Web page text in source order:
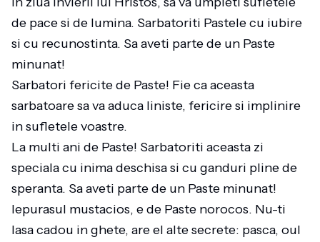
de pace si de lumina. Sarbatoriti Pastele cu iubire
si cu recunostinta. Sa aveti parte de un Paste
minunat!
Sarbatori fericite de Paste! Fie ca aceasta
sarbatoare sa va aduca liniste, fericire si implinire
in sufletele voastre.
La multi ani de Paste! Sarbatoriti aceasta zi
speciala cu inima deschisa si cu ganduri pline de
speranta. Sa aveti parte de un Paste minunat!
Iepurasul mustacios, e de Paste norocos. Nu-ti
lasa cadou in ghete, are el alte secrete: pasca, oul